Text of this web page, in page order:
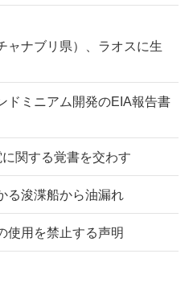
ャナブリ県）、ラオスに生
ドミニアム開発のEIA報告書
関する覚書を交わす
る浚渫船から油漏れ
使用を禁止する声明